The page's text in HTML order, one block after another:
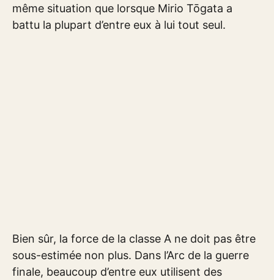
même situation que lorsque Mirio Tōgata a
battu la plupart d’entre eux à lui tout seul.
Bien sûr, la force de la classe A ne doit pas être
sous-estimée non plus. Dans l’Arc de la guerre
finale, beaucoup d’entre eux utilisent des